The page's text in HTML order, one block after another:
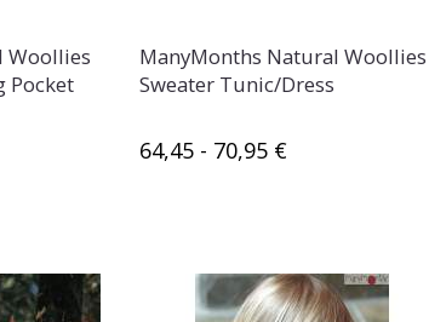
Woollies
Pocket
ManyMonths Natural Woollies
Sweater Tunic/Dress
64,45 - 70,95 €